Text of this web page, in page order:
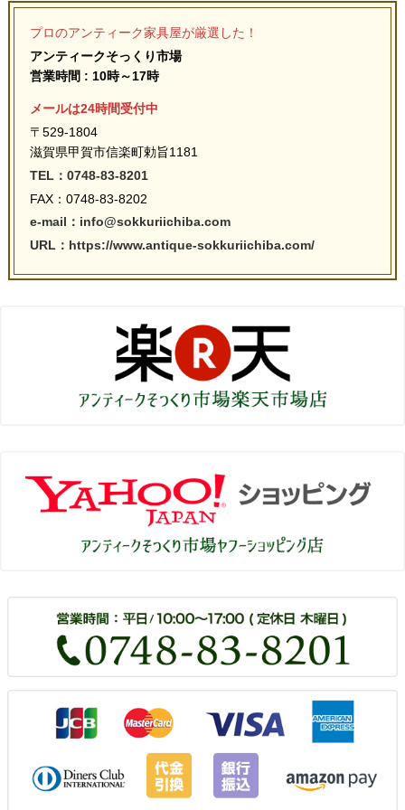
プロのアンティーク家具屋が厳選した！
アンティークそっくり市場
営業時間 : 10時～17時
メールは24時間受付中
〒529-1804
滋賀県甲賀市信楽町勅旨1181
TEL：0748-83-8201
FAX：0748-83-8202
e-mail：info@sokkuriichiba.com
URL：https://www.antique-sokkuriichiba.com/